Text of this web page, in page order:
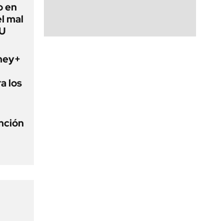
en
mal
los